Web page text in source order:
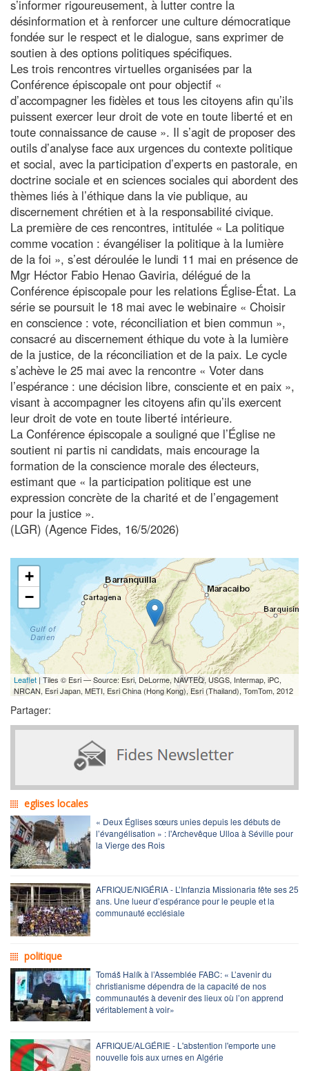
s’informer rigoureusement, à lutter contre la
désinformation et à renforcer une culture démocratique
fondée sur le respect et le dialogue, sans exprimer de
soutien à des options politiques spécifiques.
Les trois rencontres virtuelles organisées par la
Conférence épiscopale ont pour objectif «
d’accompagner les fidèles et tous les citoyens afin qu’ils
puissent exercer leur droit de vote en toute liberté et en
toute connaissance de cause ». Il s’agit de proposer des
outils d’analyse face aux urgences du contexte politique
et social, avec la participation d’experts en pastorale, en
doctrine sociale et en sciences sociales qui abordent des
thèmes liés à l’éthique dans la vie publique, au
discernement chrétien et à la responsabilité civique.
La première de ces rencontres, intitulée « La politique
comme vocation : évangéliser la politique à la lumière
de la foi », s’est déroulée le lundi 11 mai en présence de
Mgr Héctor Fabio Henao Gaviria, délégué de la
Conférence épiscopale pour les relations Église-État. La
série se poursuit le 18 mai avec le webinaire « Choisir
en conscience : vote, réconciliation et bien commun »,
consacré au discernement éthique du vote à la lumière
de la justice, de la réconciliation et de la paix. Le cycle
s’achève le 25 mai avec la rencontre « Voter dans
l’espérance : une décision libre, consciente et en paix »,
visant à accompagner les citoyens afin qu’ils exercent
leur droit de vote en toute liberté intérieure.
La Conférence épiscopale a souligné que l’Église ne
soutient ni partis ni candidats, mais encourage la
formation de la conscience morale des électeurs,
estimant que « la participation politique est une
expression concrète de la charité et de l’engagement
pour la justice ».
(LGR) (Agence Fides, 16/5/2026)
+
−
Leaflet | Tiles © Esri — Source: Esri, DeLorme, NAVTEQ, USGS, Intermap, iPC,
NRCAN, Esri Japan, METI, Esri China (Hong Kong), Esri (Thailand), TomTom, 2012
Partager:
eglises locales
« Deux Églises sœurs unies depuis les débuts de
l’évangélisation » : l'Archevêque Ulloa à Séville pour
la Vierge des Rois
AFRIQUE/NIGÉRIA - L’Infanzia Missionaria fête ses 25
ans. Une lueur d’espérance pour le peuple et la
communauté ecclésiale
politique
Tomáš Halík à l’Assemblée FABC: « L’avenir du
christianisme dépendra de la capacité de nos
communautés à devenir des lieux où l’on apprend
véritablement à voir»
AFRIQUE/ALGÉRIE - L'abstention l'emporte une
nouvelle fois aux urnes en Algérie